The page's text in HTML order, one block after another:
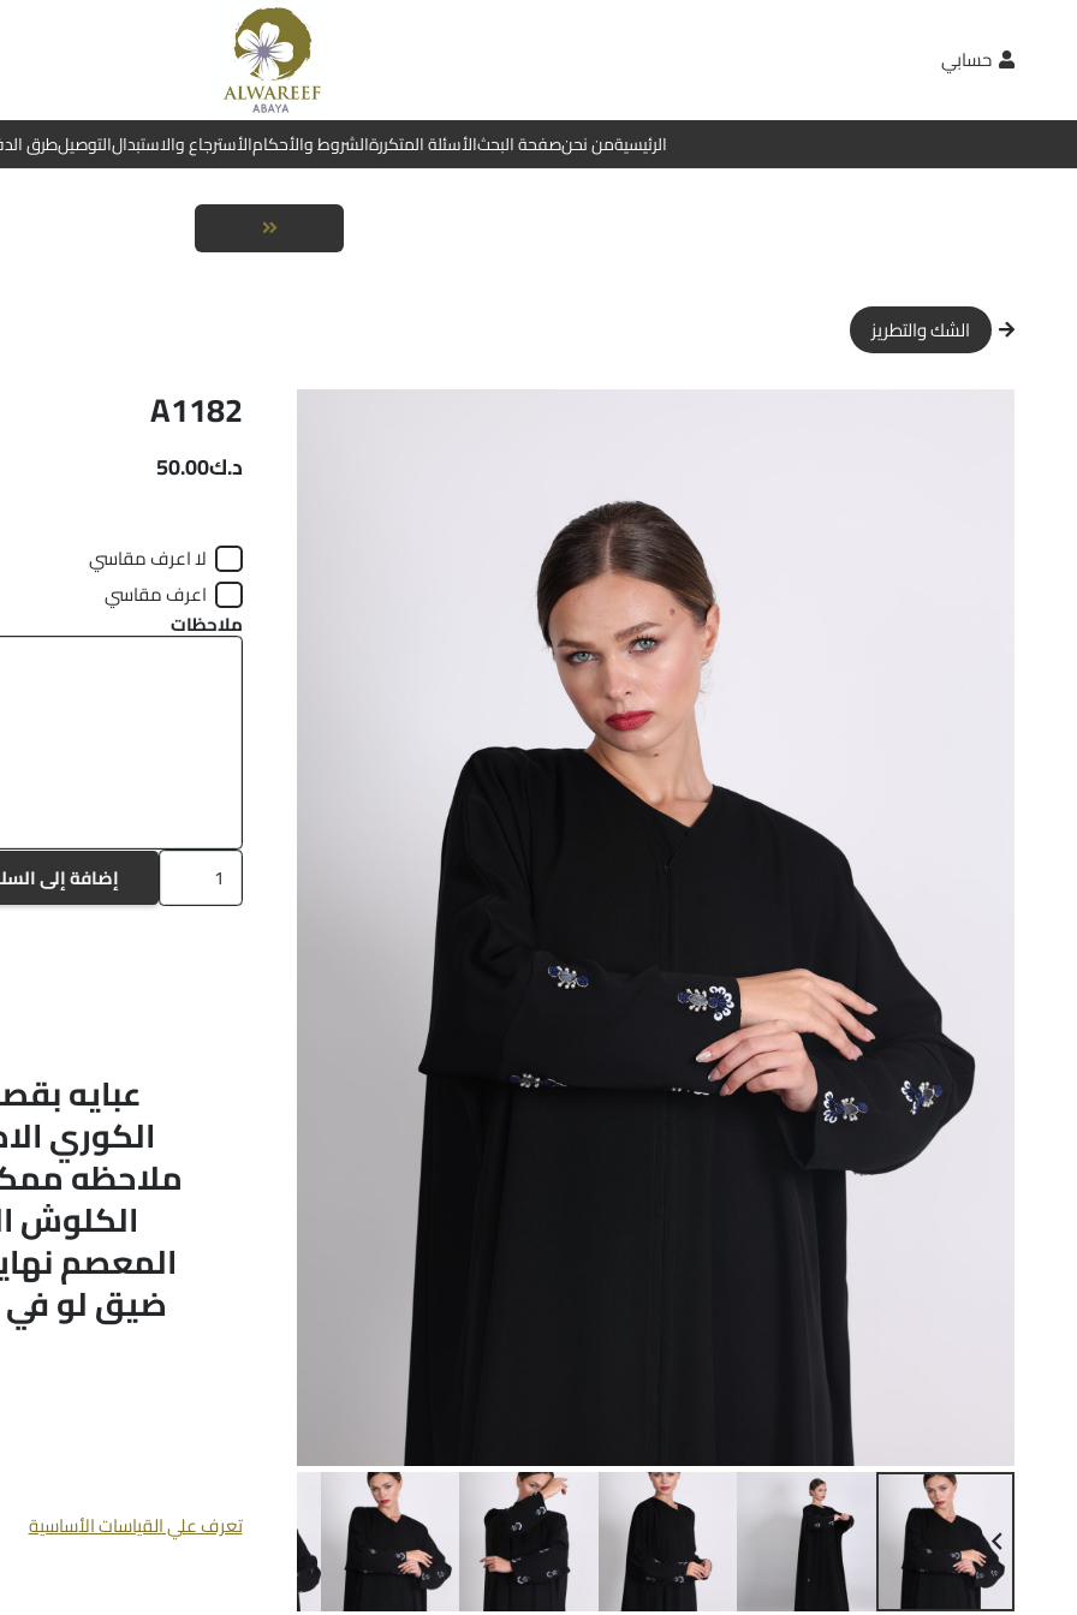
حسابي
الرئيسيةمن نحنصفحة البحثالأسئلة المتكررةالشروط والأحكامالأسترجاع والاستبدالالتوصيلطرق
الشك والتطريز
A1182
د.ك50.00
لا اعرف مقاسي
اعرف مقاسي
ملاحظات
كمية
A1182
إضافة إلى
عبايه
الكوري
ملاحظه
الكلوش
المعصم
ضيق لو في
تعرف علي القياسات الأساسية